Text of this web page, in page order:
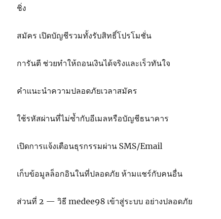
ชิ่ง
สมัคร เปิดบัญชีรวมทั้งรับสิทธิ์โปรโมชั่น
การันตี ช่วยทำให้ถอนเงินได้จริงและเร็วทันใจ
คำแนะนำความปลอดภัยเวลาสมัคร
ใช้รหัสผ่านที่ไม่ซ้ำกับอีเมลหรือบัญชีธนาคาร
เปิดการแจ้งเตือนธุรกรรมผ่าน SMS/Email
เก็บข้อมูลล็อกอินในที่ปลอดภัย ห้ามแชร์กับคนอื่น
ส่วนที่ 2 — วิธี medee98 เข้าสู่ระบบ อย่างปลอดภัย